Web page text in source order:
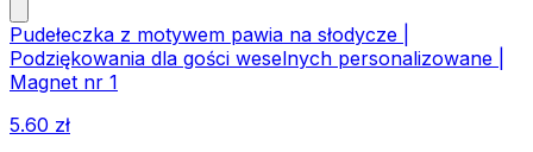
Pudełeczka z motywem pawia na słodycze |
Podziękowania dla gości weselnych personalizowane |
Magnet nr 1
5.60 zł